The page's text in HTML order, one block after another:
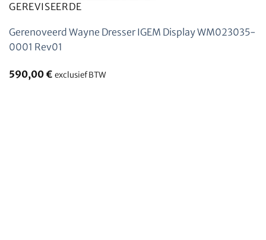
GEREVISEERDE
Gerenoveerd Wayne Dresser IGEM Display WM023035-
0001 Rev01
590,00€ exclusief BTW